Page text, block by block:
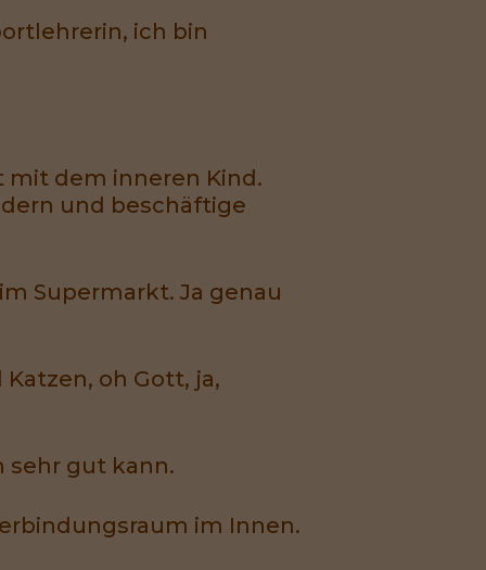
ich bin
dem inneren Kind.
und beschäftige
Supermarkt. Ja genau
oh Gott, ja,
sehr gut kann.
im Innen.